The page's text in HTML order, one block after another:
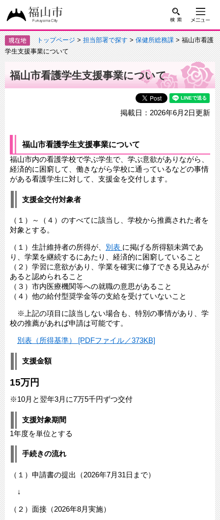
トップページ>担当部署で探す>保健所総務課> 福山市看護
学生支援事業について
福山市看護学生支援事業について
掲載日：2026年6月2日更新
福山市看護学生支援事業について
福山市内の看護学校で学ぶ学生で、学ぶ意欲がありながら、
経済的に困窮して、働きながら学校に通っているなどの事情
がある看護学生に対して、支援金を交付します。
支援金交付対象者
（１）～（４）のすべてに該当し、学校から推薦された者を
対象とする。
（１）生計維持者の所得が、 別表 に掲げる所得額未満であ
り、学業を継続するにあたり、経済的に困窮していること
（２）学習に意欲があり、学業を確実に修了できる見込みが
あると認められること
（３）市内医療機関等への就職の意思があること
（４）他の給付型奨学金等の支給を受けていないこと
※上記の項目に該当しない場合も、特別の事情があり、学
校の推薦があれば申請は可能です。
別表（所得基準） [PDFファイル／373KB]
支援金額
15万円
※10月と翌年3月に7万5千円ずつ交付
支援対象期間
1年度を単位とする
手続きの流れ
（１）申請書の提出（2026年7月31日まで）
↓
（２）面接（2026年8月実施）